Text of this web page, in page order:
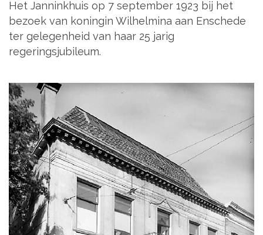
Het Janninkhuis op 7 september 1923 bij het
bezoek van koningin Wilhelmina aan Enschede
ter gelegenheid van haar 25 jarig
regeringsjubileum.